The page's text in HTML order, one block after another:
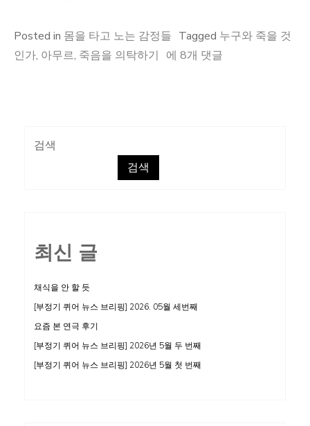
Posted in 몸을 타고 노는 감정들 Tagged 누구와 죽을 것
인가, 아무르, 죽음을 의탁하기 아
에 8개 댓글
검색
검색
최신 글
채식을 안 할 듯
[부정기 퀴어 뉴스 브리핑] 2026. 05월 세번째
요즘 본 연극 후기
[부정기 퀴어 뉴스 브리핑] 2026년 5월 두 번째
[부정기 퀴어 뉴스 브리핑] 2026년 5월 첫 번째